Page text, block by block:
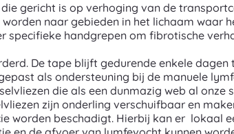
gericht is op verhoging van de
naar gebieden in het lichaam waar
specifieke handgrepen om fibrotische
De tape blijft gedurende enkele dagen
als ondersteuning bij de manuele
die als een dunmazig web al
zijn onderling verschuifbaar en
worden beschadigt. Hierbij kan er lokaal